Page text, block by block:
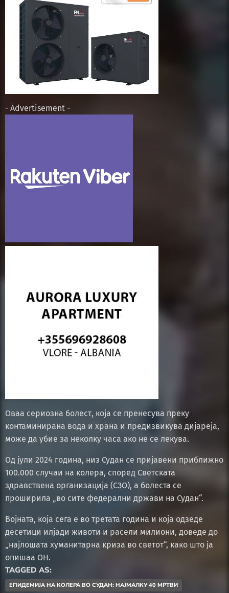
- Advertisement -
Оваа сериозна болест, која се пренесува преку
контаминирана вода и храна и предизвикува дијареја,
може да убие за неколку часа ако не се лекува.
Од јули 2024 година, низ Судан се пријавени приближно
100.000 случаи на колера, според Светската
здравствена организација (СЗО), а болеста се
проширила „во сите федерални држави на Судан“.
Војната, која сега е во третата година и која одзеде
десетици илјади животи и расели милиони, доведе до
„најлошата хуманитарна криза во светот“, како што ја
опишаа ОН.
TAGGED AS:
ЕПИДЕМИЈА НА КОЛЕРА ВО СУДАН: НАЈМАЛКУ 40 МРТВИ